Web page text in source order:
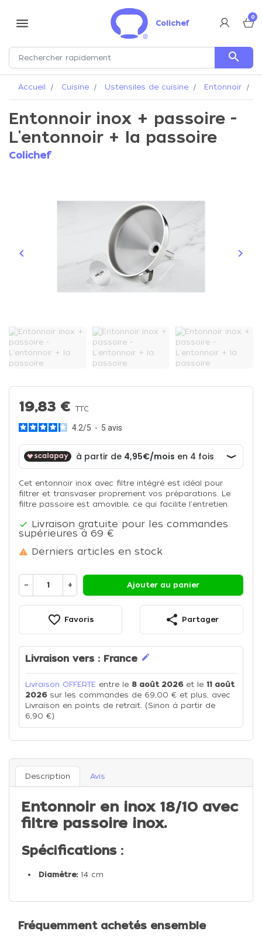
menu Colichef
0
search
Accueil Cuisine Ustensiles de cuisine Entonnoir
Entonnoir inox + passoire -
L'entonnoir + la passoire
Colichef
Précédent
keyboard_arrow_left keyboard_arrow_right
19,83 €TTC
4.2/5 - 5 avis
Cet entonnoir inox avec filtre intégré est idéal pour
filtrer et transvaser proprement vos préparations. Le
filtre passoire est amovible, ce qui facilite l'entretien.
 Livraison gratuite pour les commandes
supérieures à 69 €
 Derniers articles en stock
− + Ajouter au panier
favorite_border Favoris share Partager
Livraison vers : France edit
Livraison OFFERTE entre le 8 août 2026et le 11 août
2026sur les commandes de 69,00 € et plus, avec
Livraison en points de retrait. (Sinon à partir de
6,90 €)
Description Avis
Entonnoir en inox 18/10 avec
filtre passoire inox.
Spécifications :
Diamètre:14 cm
Fréquemment achetés ensemble